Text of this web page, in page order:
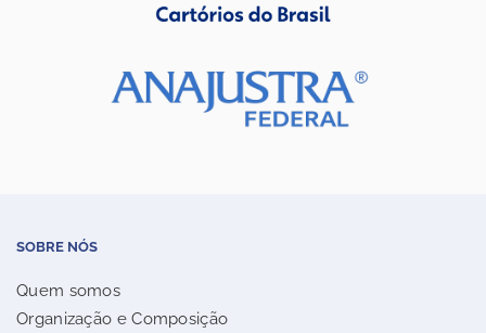
SOBRE NÓS
Quem somos
Organização e Composição